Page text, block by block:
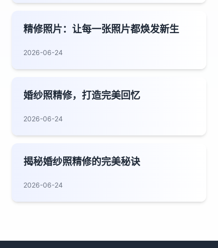
精修照片：让每一张照片都焕发新生
2026-06-24
婚纱照精修，打造完美回忆
2026-06-24
揭秘婚纱照精修的完美秘诀
2026-06-24